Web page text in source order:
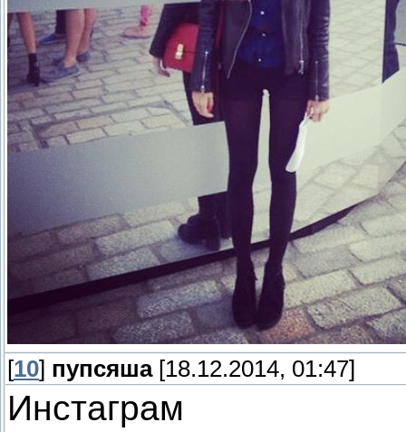
[10] пупсяша[18.12.2014, 01:47]
Инстаграм